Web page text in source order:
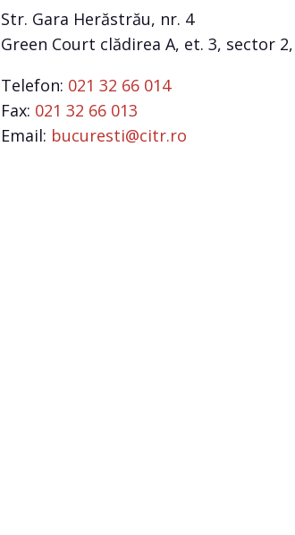
Str. Gara Herăstrău, nr. 4
Green Court clădirea A, et. 3, sector
Telefon: 021 32 66 014
Fax: 021 32 66 013
Email: bucuresti@citr.ro